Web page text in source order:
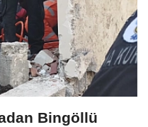
Bingöllü